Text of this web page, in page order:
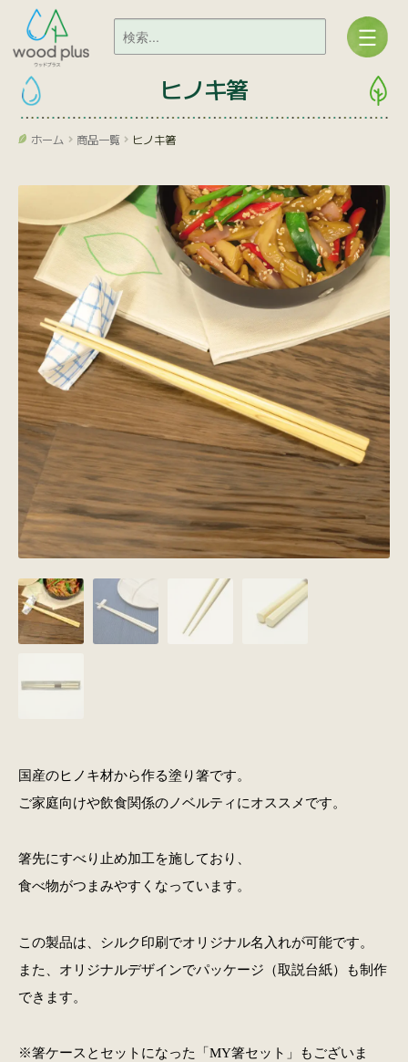
ヒノキ箸
ホーム 商品一覧 ヒノキ箸
国産のヒノキ材から作る塗り箸です。
ご家庭向けや飲食関係のノベルティにオススメです。
箸先にすべり止め加工を施しており、
食べ物がつまみやすくなっています。
この製品は、シルク印刷でオリジナル名入れが可能です。
また、オリジナルデザインでパッケージ（取説台紙）も制作
できます。
※箸ケースとセットになった 「MY箸セット」
もございま